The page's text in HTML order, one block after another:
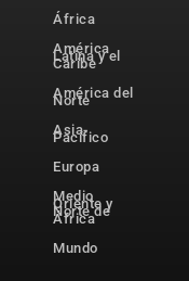
África
América
Latina y el
Caribe
América del
Norte
Asia-
Pacífico
Europa
Medio
Oriente y
Norte de
África
Mundo